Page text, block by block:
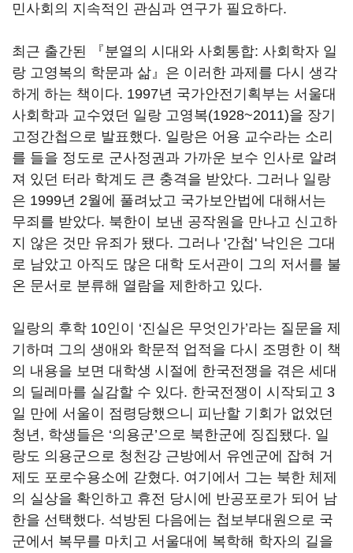
민사회의 지속적인 관심과 연구가 필요하다.
최근 출간된 『분열의 시대와 사회통합: 사회학자 일
랑 고영복의 학문과 삶』은 이러한 과제를 다시 생각
하게 하는 책이다. 1997년 국가안전기획부는 서울대
사회학과 교수였던 일랑 고영복(1928~2011)을 장기
고정간첩으로 발표했다. 일랑은 어용 교수라는 소리
를 들을 정도로 군사정권과 가까운 보수 인사로 알려
져 있던 터라 학계도 큰 충격을 받았다. 그러나 일랑
은 1999년 2월에 풀려났고 국가보안법에 대해서는
무죄를 받았다. 북한이 보낸 공작원을 만나고 신고하
지 않은 것만 유죄가 됐다. 그러나 '간첩' 낙인은 그대
로 남았고 아직도 많은 대학 도서관이 그의 저서를 불
온 문서로 분류해 열람을 제한하고 있다.
일랑의 후학 10인이 ‘진실은 무엇인가’라는 질문을 제
기하며 그의 생애와 학문적 업적을 다시 조명한 이 책
의 내용을 보면 대학생 시절에 한국전쟁을 겪은 세대
의 딜레마를 실감할 수 있다. 한국전쟁이 시작되고 3
일 만에 서울이 점령당했으니 피난할 기회가 없었던
청년, 학생들은 ‘의용군’으로 북한군에 징집됐다. 일
랑도 의용군으로 청천강 근방에서 유엔군에 잡혀 거
제도 포로수용소에 갇혔다. 여기에서 그는 북한 체제
의 실상을 확인하고 휴전 당시에 반공포로가 되어 남
한을 선택했다. 석방된 다음에는 첩보부대원으로 국
군에서 복무를 마치고 서울대에 복학해 학자의 길을